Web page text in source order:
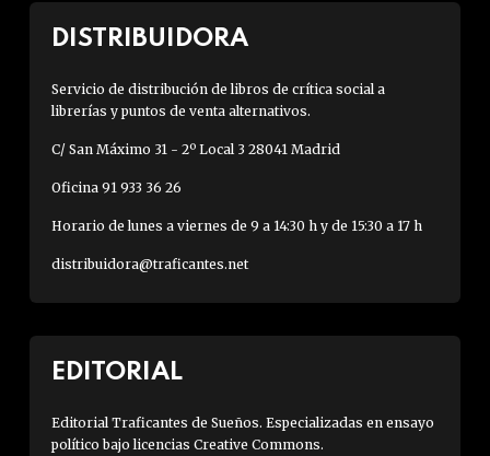
DISTRIBUIDORA
Servicio de distribución de libros de crítica social a
librerías y puntos de venta alternativos.
C/ San Máximo 31 - 2º Local 3 28041 Madrid
Oficina 91 933 36 26
Horario de lunes a viernes de 9 a 14:30 h y de 15:30 a 17 h
distribuidora@traficantes.net
EDITORIAL
Editorial Traficantes de Sueños. Especializadas en ensayo
político bajo licencias Creative Commons.